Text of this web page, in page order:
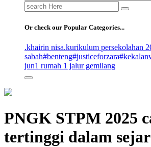
Search
for:
Or check our Popular Categories...
.khairin nisa.kurikulum persekolahan
sabah#benteng#justiceforzara
jun1 rumah 1 jalur gemilang
PNGK STPM 2025
tertinggi dalam